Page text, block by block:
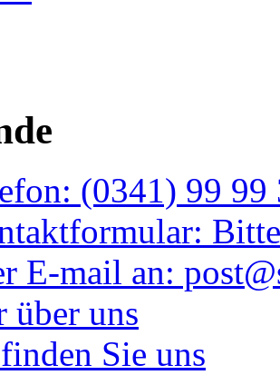
(0341) 99 99
E-mail an:
über uns
Sie uns